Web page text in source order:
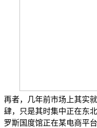
再者，几年前市场上其实
肆，只是其时集中正在东
罗斯国度馆正在某电商平